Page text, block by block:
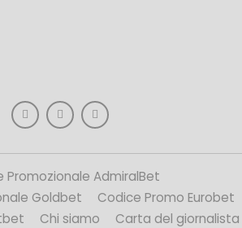
Promozionale AdmiralBet
Goldbet
Codice Promo Eurobet
Chi siamo
Carta del giornalista